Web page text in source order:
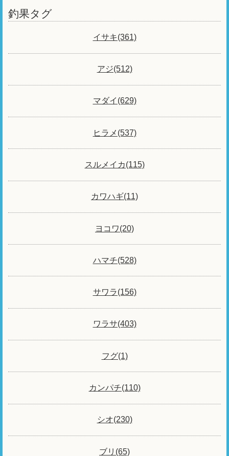
釣果タグ
イサキ(361)
アジ(512)
マダイ(629)
ヒラメ(537)
スルメイカ(115)
カワハギ(11)
ヨコワ(20)
ハマチ(528)
サワラ(156)
ワラサ(403)
フグ(1)
カンパチ(110)
シオ(230)
ブリ(65)